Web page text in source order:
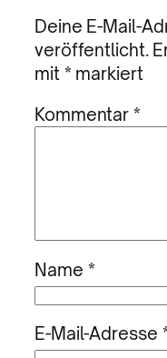
Deine E-Mail-
veröffentlicht.
mit * markiert
Kommentar*
Name *
E-Mail-Adresse